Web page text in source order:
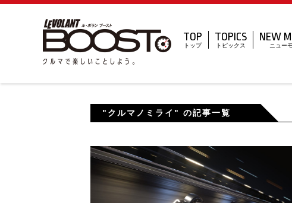
TOP
トップ
TOPICS
トピックス
NEW
ニュー
"クルマノミライ" の記事一覧